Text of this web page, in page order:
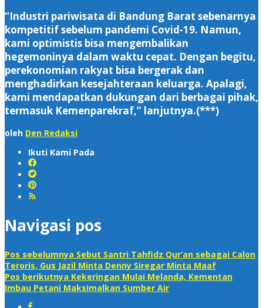
“Industri pariwisata di Bandung Barat sebenarnya
kompetitif sebelum pandemi Covid-19. Namun,
kami optimistis bisa mengembalikan
hegemoninya dalam waktu cepat. Dengan begitu,
perekonomian rakyat bisa bergerak dan
menghadirkan kesejahteraan keluarga. Apalagi,
kami mendapatkan dukungan dari berbagai pihak,
termasuk Kemenparekraf,” lanjutnya.(***)
oleh Den Redaksi
Ikuti Kami Pada
Navigasi pos
Pos sebelumnya Sebut Santri Tahfidz Qur’an sebagai Calon
Teroris, Gus Jazil Minta Denny Siregar Minta Maaf
Pos berikutnya Kekeringan Mulai Melanda, Kementan
Imbau Petani Maksimalkan Sumber Air